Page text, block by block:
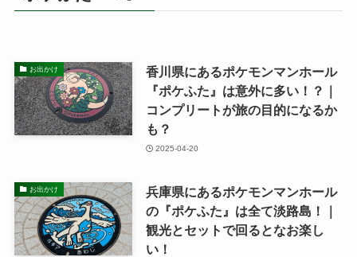
お出かけ
香川県にあるポケモンマンホール
『ポケふた』は意外に多い！？｜
コンプリートが旅の目的になるか
も？
2025-04-20
お出かけ
兵庫県にあるポケモンマンホール
の『ポケふた』は全て淡路島！｜
観光とセットで回るとなお楽し
い！